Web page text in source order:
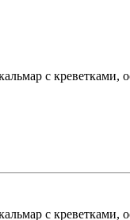
с креветками,
с креветками,